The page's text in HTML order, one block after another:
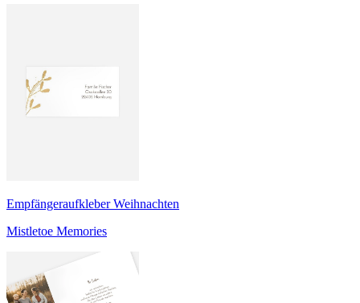
Empfängeraufkleber Weihnachten
Mistletoe Memories